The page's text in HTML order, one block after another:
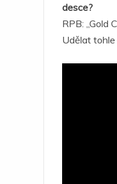
desce?
RPB: „Gold
Udělat tohle